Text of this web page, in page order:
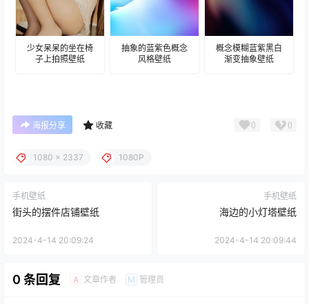
少女呆呆的坐在椅
子上拍照壁纸
抽象的蓝紫色概念
风格壁纸
概念模糊蓝紫黑白
渐变抽象壁纸
海报分享 收藏 0 0
1080 x 2337 1080P
手机壁纸
街头的摆件店铺壁纸
2024-4-14 20:09:24
手机壁纸
海边的小灯塔壁纸
2024-4-14 20:09:44
0 条回复 A 文章作者 M 管理员